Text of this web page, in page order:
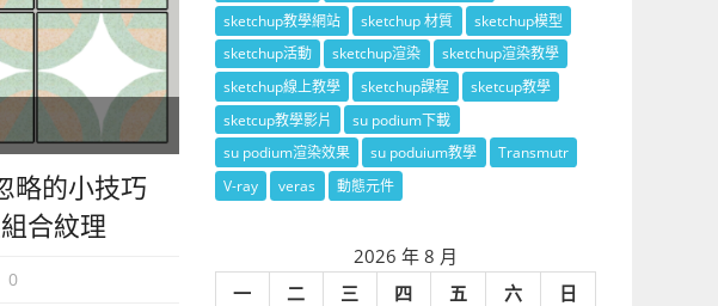
略的小技巧
合紋理
0
sketchup教學網站
sketchup 材質
sketchup模型
sketchup活動
sketchup渲染
sketchup渲染教學
sketchup線上教學
sketchup課程
sketcup教學
sketcup教學影片
su podium下載
su podium渲染效果
su poduium教學
Transmutr
V-ray
veras 動態元件
2026 年 8 月
一
二 三 四 五 六
日